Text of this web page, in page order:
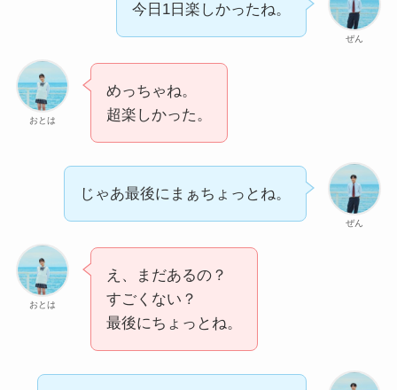
ぜん
今日1日楽しかったね。
おとは
めっちゃね。
超楽しかった。
ぜん
じゃあ最後にまぁちょっとね。
おとは
え、まだあるの？
すごくない？
最後にちょっとね。